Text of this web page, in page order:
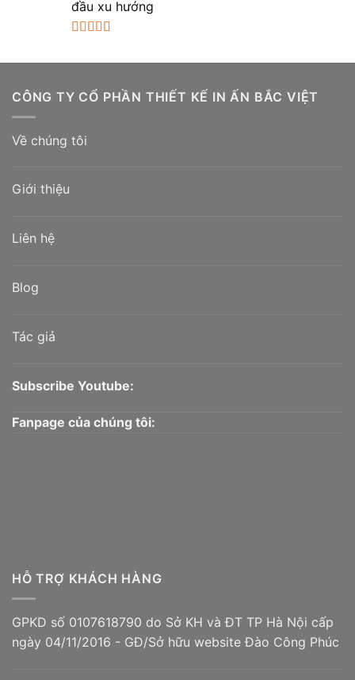
đầu xu hướng
CÔNG TY CỔ PHẦN THIẾT KẾ IN ẤN BẮC VIỆT
Về chúng tôi
Giới thiệu
Liên hệ
Blog
Tác giả
Subscribe Youtube:
Fanpage của chúng tôi:
HỖ TRỢ KHÁCH HÀNG
GPKD số 0107618790 do Sở KH và ĐT TP Hà Nội cấp
ngày 04/11/2016 - GĐ/Sở hữu website Đào Công Phúc